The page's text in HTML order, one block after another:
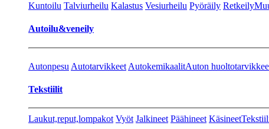
Kuntoilu Talviurheilu Kalastus Vesiurheilu Pyöräily Retkeily
Autoilu&veneily
Autonpesu Autotarvikkeet AutokemikaalitAuton
Tekstiilit
Laukut,reput,lompakot Vyöt Jalkineet Päähineet Käsineet